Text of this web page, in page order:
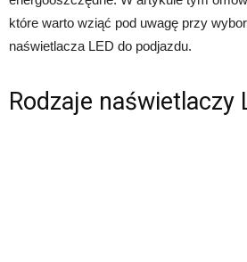
które warto wziąć pod uwagę przy
naświetlacza LED do podjazdu.
Rodzaje naświetlaczy